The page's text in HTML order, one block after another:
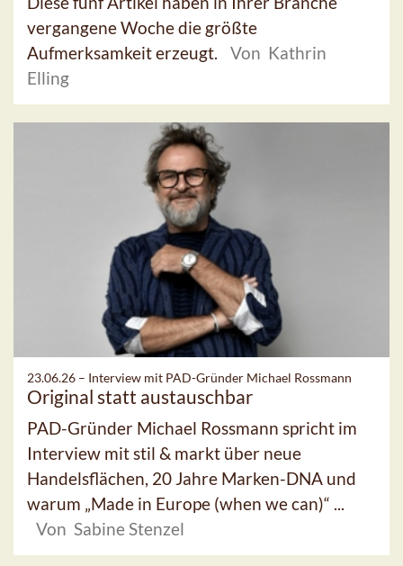
vergangene Woche die größte
Aufmerksamkeit erzeugt.
Von Kathrin
Elling
23.06.26 – Interview mit PAD-Gründer Michael Rossmann
Original statt austauschbar
PAD-Gründer Michael Rossmann spricht im
Interview mit stil & markt über neue
Handelsflächen, 20 Jahre Marken-DNA und
warum „Made in Europe (when we can)“ ...
Von Sabine Stenzel